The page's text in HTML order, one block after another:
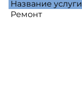
Название услуги
Ремонт